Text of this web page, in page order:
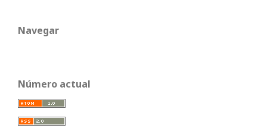
Navegar
Número actual